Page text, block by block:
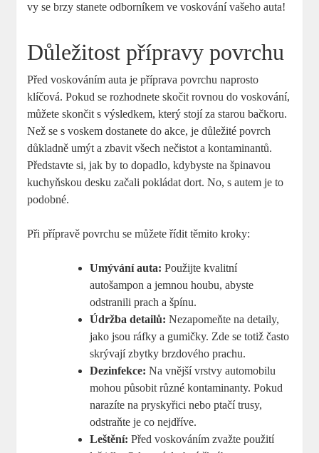
vy se brzy stanete odborníkem ve voskování vašeho auta!
Důležitost přípravy povrchu
Před voskováním auta je příprava povrchu naprosto
klíčová. Pokud se rozhodnete skočit rovnou do voskování,
můžete skončit s výsledkem, který stojí za starou bačkoru.
Než se s voskem dostanete do akce, je důležité povrch
důkladně umýt a zbavit všech nečistot a kontaminantů.
Představte si, jak by to dopadlo, kdybyste na špinavou
kuchyňskou desku začali pokládat dort. No, s autem je to
podobné.
Při přípravě povrchu se můžete řídit těmito kroky:
Umývání auta: Použijte kvalitní
autošampon a jemnou houbu, abyste
odstranili prach a špínu.
Údržba detailů: Nezapomeňte na detaily,
jako jsou ráfky a gumičky. Zde se totiž často
skrývají zbytky brzdového prachu.
Dezinfekce: Na vnější vrstvy automobilu
mohou působit různé kontaminanty. Pokud
narazíte na pryskyřici nebo ptačí trusy,
odstraňte je co nejdříve.
Leštění: Před voskováním zvažte použití